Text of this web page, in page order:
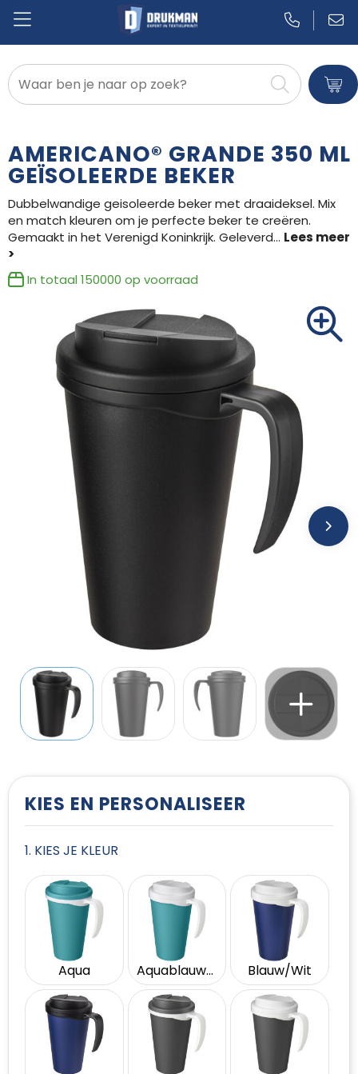
Badtextiel en Douche
Bodywarmers
Broeken en Rokken
Caps, Hoeden en Mutsen
Dekens, Fleecedekens en Kussens
Handschoenen en Sjaals
Jassen
Kledingaccessoires
Ondergoed, Sokken en Nachtkleding
Overhemden
Peuters en Baby's
Regenkleding
Sweaters
T-Shirts
AMERICANO® GRANDE 350 ML
GEÏSOLEERDE BEKER
Dubbelwandige geisoleerde beker met draaideksel. Mix
en match kleuren om je perfecte beker te creëren.
Gemaakt in het Verenigd Koninkrijk. Geleverd...
In totaal 150000 op voorraad
KIES EN PERSONALISEER
1. KIES JE KLEUR
Aqua Aquablauw/Wit Blauw/Wit